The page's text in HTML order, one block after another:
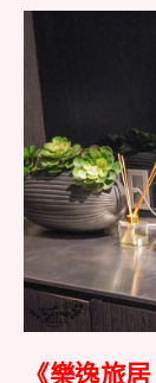
《樂逸旅